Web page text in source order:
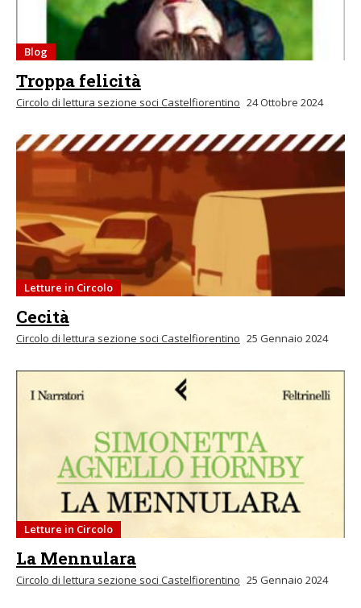
Blog
Troppa felicità
Circolo di lettura sezione soci Castelfiorentino 24 Ottobre 2024
Letture in Circolo
Cecità
Circolo di lettura sezione soci Castelfiorentino 25 Gennaio 2024
Letture in Circolo
La Mennulara
Circolo di lettura sezione soci Castelfiorentino 25 Gennaio 2024